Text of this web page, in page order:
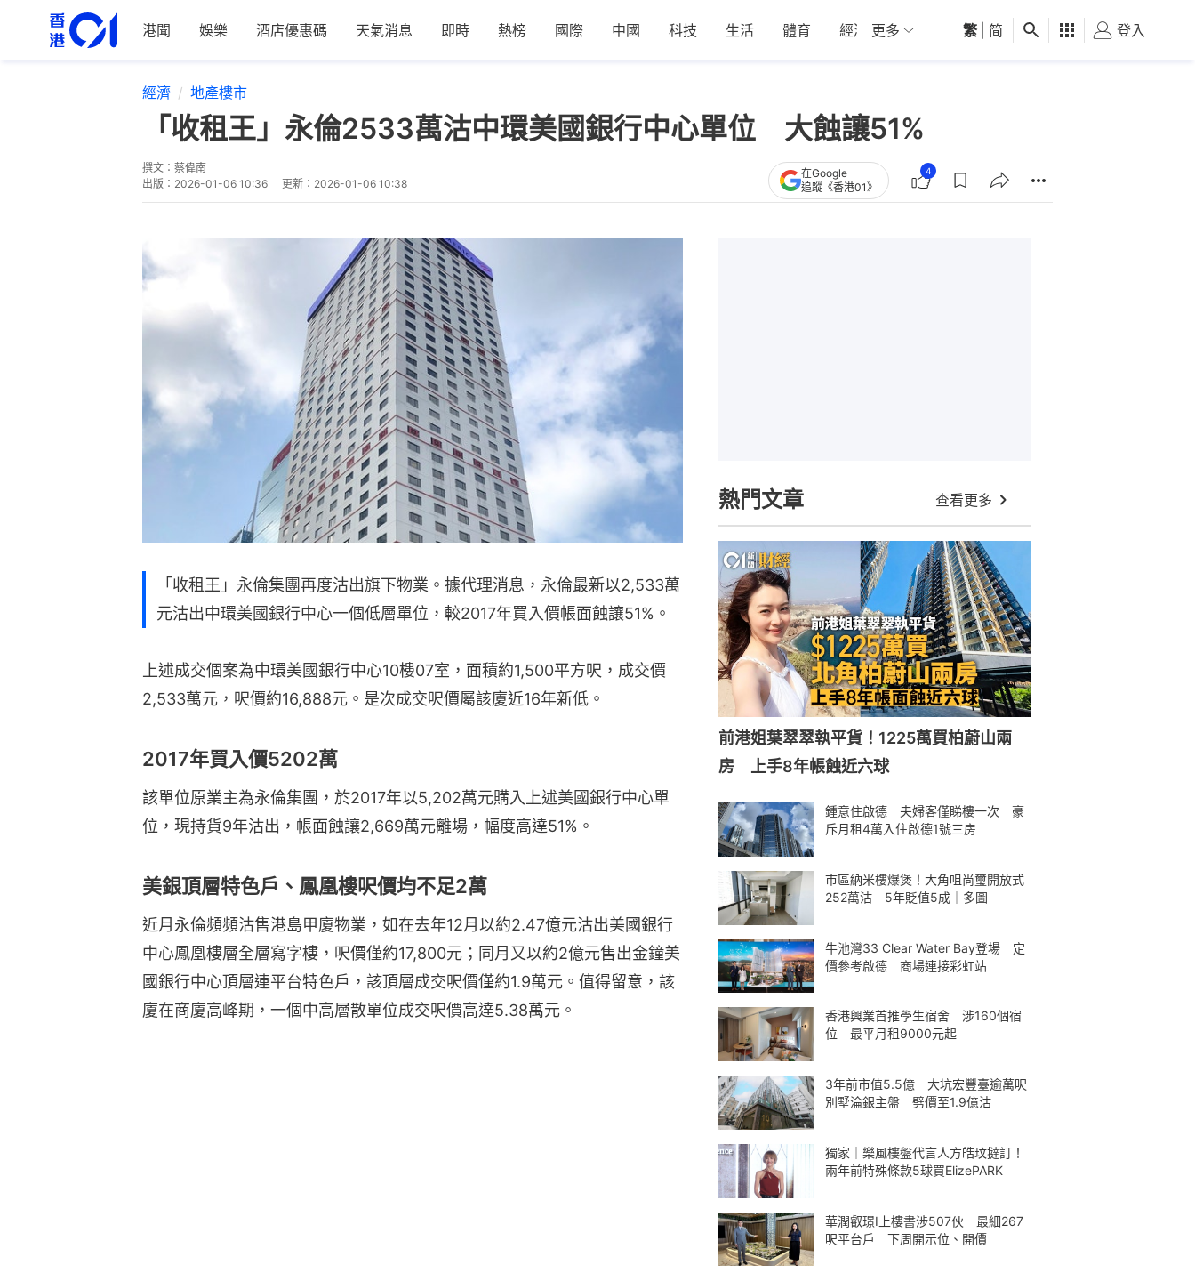
港聞 娛樂 酒店優惠碼 天氣消息 即時 熱榜 國際 中國 科技 生活 體育 經濟 01深圳 觀點 健康 好食玩飛
更多 繁 简 登入
經濟 地產樓市
「收租王」永倫2533萬沽中環美國銀行中心單位 大蝕讓51%
撰文： 蔡偉南
出版： 2026-01-06 10:36 更新： 2026-01-06 10:38
在Google
追蹤《香港01》
4
「收租王」永倫集團再度沽出旗下物業。據代理消息，永倫最新以2,533萬
元沽出中環美國銀行中心一個低層單位，較2017年買入價帳面蝕讓51%。
上述成交個案為中環美國銀行中心10樓07室，面積約1,500平方呎，成交價
2,533萬元，呎價約16,888元。是次成交呎價屬該廈近16年新低。
2017年買入價5202萬
該單位原業主為永倫集團，於2017年以5,202萬元購入上述美國銀行中心單
位，現持貨9年沽出，帳面蝕讓2,669萬元離場，幅度高達51%。
美銀頂層特色戶、鳳凰樓呎價均不足2萬
近月永倫頻頻沽售港島甲廈物業，如在去年12月以約2.47億元沽出美國銀行
中心鳳凰樓層全層寫字樓，呎價僅約17,800元；同月又以約2億元售出金鐘美
國銀行中心頂層連平台特色戶，該頂層成交呎價僅約1.9萬元。值得留意，該
廈在商廈高峰期，一個中高層散單位成交呎價高達5.38萬元。
熱門文章 查看更多
前港姐葉翠翠執平貨！1225萬買柏蔚山兩
房 上手8年帳蝕近六球
鍾意住啟德 夫婦客僅睇樓一次 豪
斥月租4萬入住啟德1號三房
市區納米樓爆煲！大角咀尚璽開放式
252萬沽 5年貶值5成｜多圖
牛池灣33 Clear Water Bay登場 定
價參考啟德 商場連接彩虹站
香港興業首推學生宿舍 涉160個宿
位 最平月租9000元起
3年前市值5.5億 大坑宏豐臺逾萬呎
別墅淪銀主盤 劈價至1.9億沽
獨家｜樂風樓盤代言人方皓玟撻訂！
兩年前特殊條款5球買ElizePARK
華潤叡璟I上樓書涉507伙 最細267
呎平台戶 下周開示位、開價